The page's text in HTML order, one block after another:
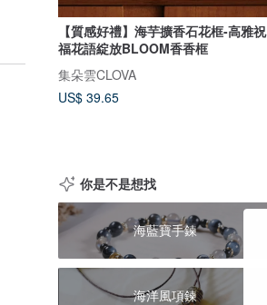
【質感好禮】海芋擴香石花框-高雅祝
福花語綻放BLOOM香香框
集朵雲CLOVA
US$ 39.65
你是不是想找
海藍寶手鍊
海洋風項鍊